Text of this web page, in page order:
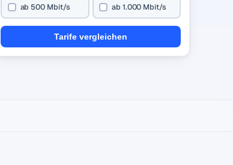
ab 500 Mbit/s ab 1.000 Mbit/s
Tarife vergleichen